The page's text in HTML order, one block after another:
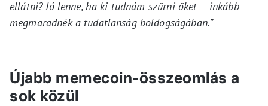
ellátni? Jó lenne, ha ki tudnám szűrni őket – inkább
megmaradnék a tudatlanság boldogságában.”
Újabb memecoin-összeomlás a
sok közül